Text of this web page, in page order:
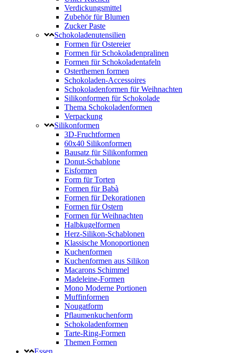
Verdickungsmittel
Zubehör für Blumen
Zucker Paste
Schokoladenutensilien
Formen für Ostereier
Formen für Schokoladenpralinen
Formen für Schokoladentafeln
Osterthemen formen
Schokoladen-Accessoires
Schokoladenformen für Weihnachten
Silikonformen für Schokolade
Thema Schokoladenformen
Verpackung
Silikonformen
3D-Fruchtformen
60x40 Silikonformen
Bausatz für Silikonformen
Donut-Schablone
Eisformen
Form für Torten
Formen für Babà
Formen für Dekorationen
Formen für Ostern
Formen für Weihnachten
Halbkugelformen
Herz-Silikon-Schablonen
Klassische Monoportionen
Kuchenformen
Kuchenformen aus Silikon
Macarons Schimmel
Madeleine-Formen
Mono Moderne Portionen
Muffinformen
Nougatform
Pflaumenkuchenform
Schokoladenformen
Tarte-Ring-Formen
Themen Formen
Essen